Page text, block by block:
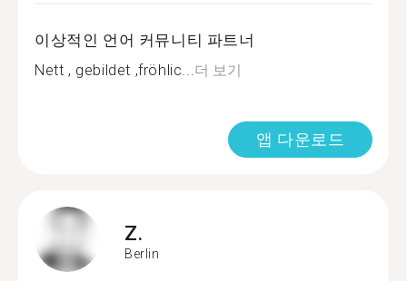
이상적인 언어 커뮤니티 파트너
Nett , gebildet ,fröhlic...더 보기
앱 다운로드
Z.
Berlin